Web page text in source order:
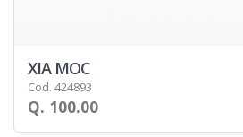
XIA MOC
Cod. 424893
Q. 100.00